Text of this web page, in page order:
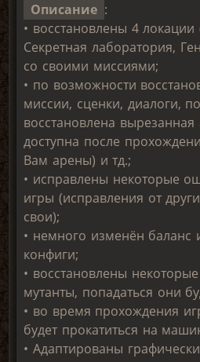
Описание :
• восстановлены 4
Секретная лаборатория,
со своими миссиями;
• по возможности
миссии, сценки, диалоги,
восстановлена вырезанная
доступна после
Вам арены) и тд.;
• исправлены некоторые
игры (исправления от
свои);
• немного изменён баланс
конфиги;
• восстановлены
мутанты, попадаться они
• во время прохождения
будет прокатиться на
• Адаптированы